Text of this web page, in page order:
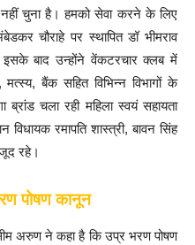
चुना है। हमको सेवा करने के लिए
चौराहे पर स्थापित डॉ भीमराव
इसके बाद उन्होंने वेंकटरचार क्लब में
बैंक सहित विभिन्न विभागों के
ब्रांड चला रही महिला स्वयं सहायता
रमापति शास्त्री, बावन सिंह
रहे।
पोषण कानून
अरुण ने कहा है कि उप्र भरण पोषण